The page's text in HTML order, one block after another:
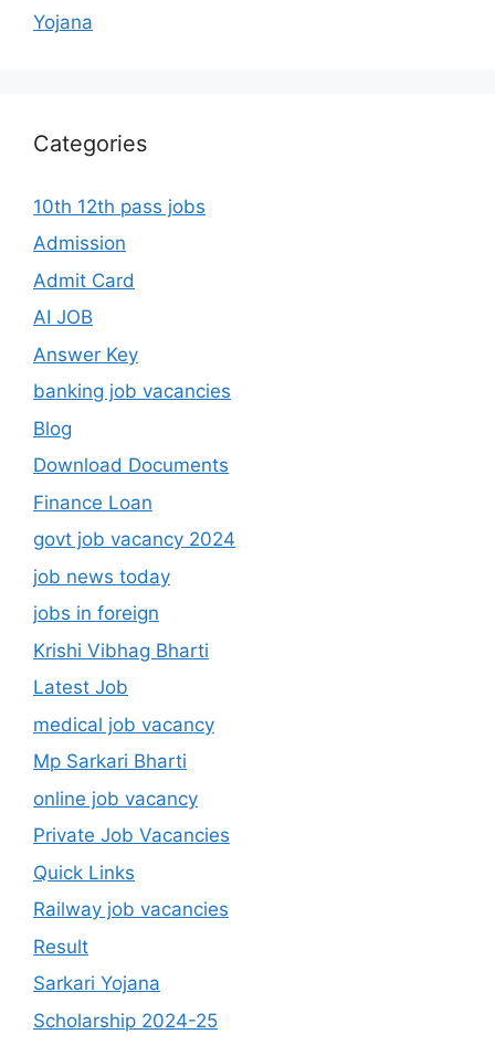
Yojana
Categories
10th 12th pass jobs
Admission
Admit Card
AI JOB
Answer Key
banking job vacancies
Blog
Download Documents
Finance Loan
govt job vacancy 2024
job news today
jobs in foreign
Krishi Vibhag Bharti
Latest Job
medical job vacancy
Mp Sarkari Bharti
online job vacancy
Private Job Vacancies
Quick Links
Railway job vacancies
Result
Sarkari Yojana
Scholarship 2024-25